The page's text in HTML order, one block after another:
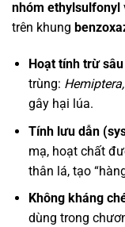
nhóm ethylsulfonyl
trên khung
Hoạt tính trừ
trùng:
gây hại lúa.
Tính lưu dẫn
mạ, hoạt chất
thân lá, tạo
Không kháng
dùng trong